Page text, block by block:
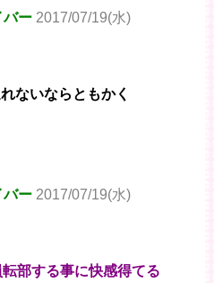
バー 2017/07/19(水)
ないならともかく
バー 2017/07/19(水)
部する事に快感得てる